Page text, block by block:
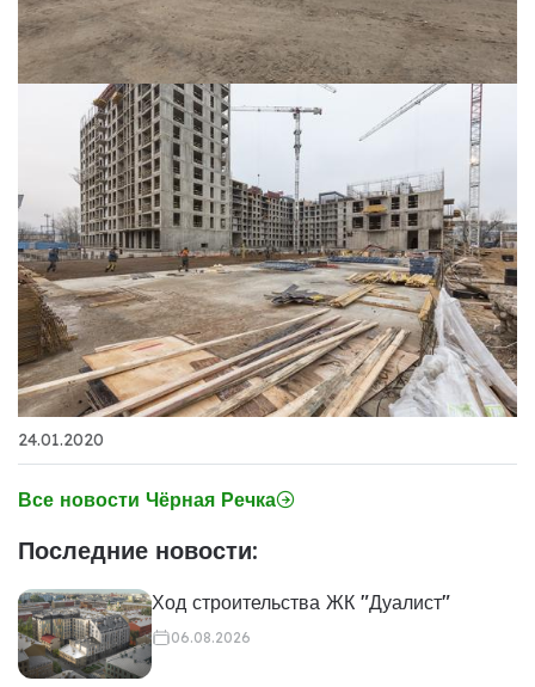
24.01.2020
Все новости Чёрная Речка
Последние новости:
Ход строительства ЖК "Дуалист"
06.08.2026